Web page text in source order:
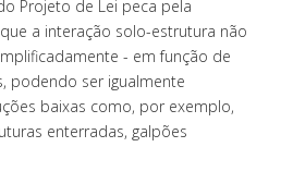
Projeto de Lei peca pela
a interação solo-estrutura não
- em função de
podendo ser igualmente
baixas como, por exemplo,
enterradas, galpões